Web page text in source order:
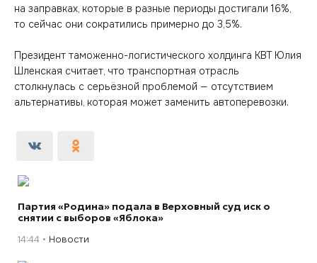
на заправках, которые в разные периоды достигали 16%,
то сейчас они сократились примерно до 3,5%.
Президент таможенно-логистического холдинга KBT Юлия
Шленская считает, что транспортная отрасль
столкнулась с серьёзной проблемой — отсутствием
альтернативы, которая может заменить автоперевозки.
Партия «Родина» подала в Верховный суд иск о
снятии с выборов «Яблока»
14:44 Новости